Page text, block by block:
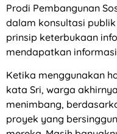
Prodi Pembangunan
dalam konsultasi
prinsip keterbukaan
mendapatkan
Ketika menggunakan
kata Sri, warga
menimbang,
proyek yang